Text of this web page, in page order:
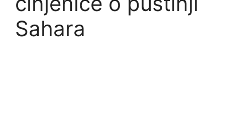
Sahara